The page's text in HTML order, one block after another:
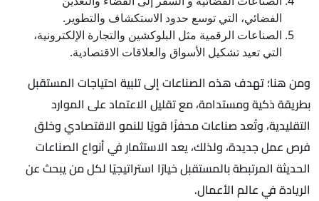
الفضائي، التي توسع حدود الاستكشاف والتطوير.
الصناعات الرقمية مثل البلوكشين والتجارة الإلكترونية،
التي تعيد تشكيل الأسواق والعلاقات الاقتصادية.
ومن هنا؛ تهدف هذه الصناعات إلى تلبية احتياجات المستقبل
بطريقة ذكية ومستدامة، مع تقليل الاعتماد على الموارد
التقليدية، وتُعد صناعات محفزًا قويًا للنمو الاقتصادي وخلق
فرص عمل جديدة، ولذلك، يعد الاستثمار في أنواع الصناعات
الحديثة المرتبطة بالمستقبل خيارًا استراتيجيًا لكل من يبحث عن
الريادة في عالم الأعمال.